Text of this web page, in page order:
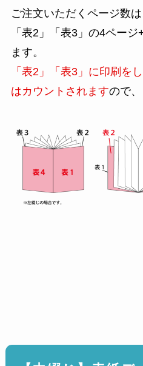
ご注文いただくページ数
「表2」「表3」の4ペー
ます。
「表2」「表3」に印刷を
はカウントされますので、